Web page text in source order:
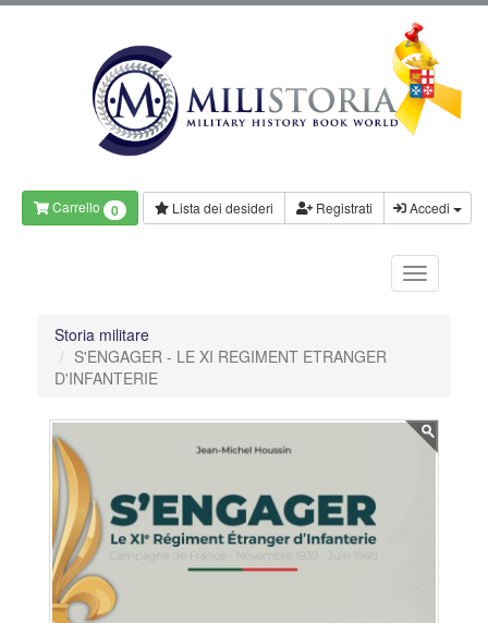
Carrello 0 Lista dei desideri Registrati Accedi
Storia militare
S'ENGAGER - LE XI REGIMENT ETRANGER
D'INFANTERIE